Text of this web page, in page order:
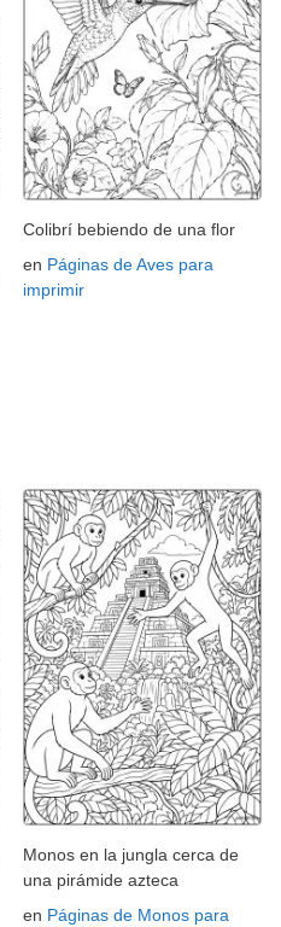
Colibrí bebiendo de una flor
en Páginas de Aves para
imprimir
Monos en la jungla cerca de
una pirámide azteca
en Páginas de Monos para